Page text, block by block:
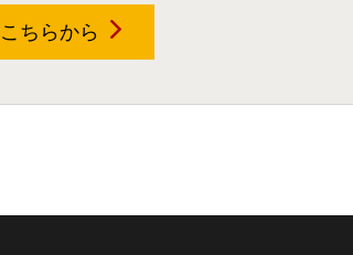
こちらから